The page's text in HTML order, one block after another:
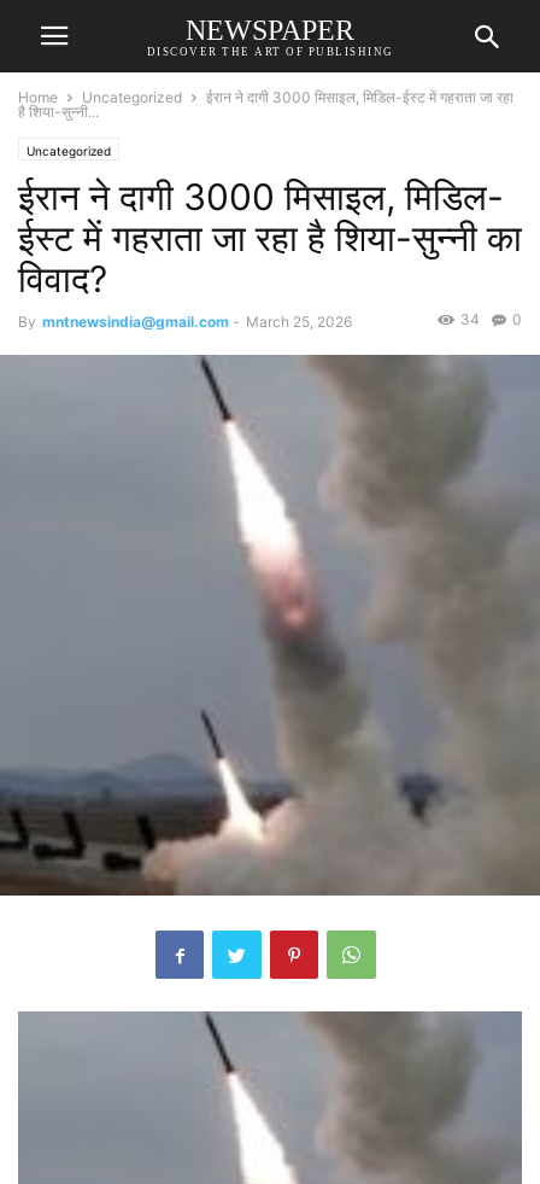
NEWSPAPER
DISCOVER THE ART OF PUBLISHING
Home Uncategorized
ईरान ने दागी 3000 मिसाइल, मिडिल-ईस्ट में गहराता जा रहा
है शिया-सुन्नी...
Uncategorized
ईरान ने दागी 3000 मिसाइल, मिडिल-
ईस्ट में गहराता जा रहा है शिया-सुन्नी का
विवाद?
By mntnewsindia@gmail.com - March 25, 2026 0
34